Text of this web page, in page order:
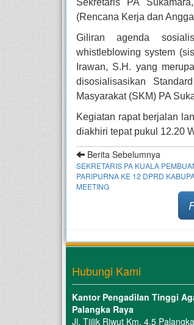
(Rencana Kerja dan
Giliran agenda
whistleblowing system
Irawan, S.H. yang
disosialisasikan
Masyarakat (SKM) PA
Kegiatan rapat berjalan
diakhiri tepat pukul 12.20
Berita Sebelumnya
SEKRETARIS PA KUALA
PARIPURNA KE 12 DPRD
MEETING
Hubungi Kami
Kantor Pengadilan Tinggi
Palangka Raya
Jl. Tjilik Riwut Km. 4.5